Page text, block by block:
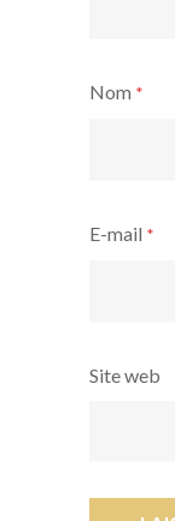
Nom *
E-mail *
Site web